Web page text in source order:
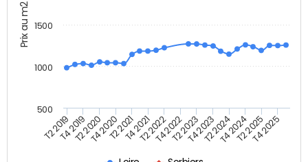
Prix au m2
T2 2019T4 2019T2 2020T4 2020T2 2021T4 2021T2 2022T4 2022T2 2023T4 2023T2 2024T4 2024T2 2025T4 2025
500
1000
1500